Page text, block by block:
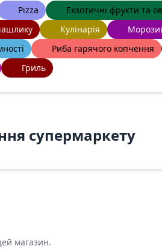
Pizza Екзотичні фрукти та
Кулінарія
Риба гарячого копчення
Гриль
супермаркету
магазин.